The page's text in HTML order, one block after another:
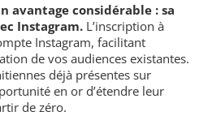
avantage considérable : sa
Instagram. L’inscription à
Instagram, facilitant
de vos audiences existantes.
déjà présentes sur
en or d’étendre leur
de zéro.